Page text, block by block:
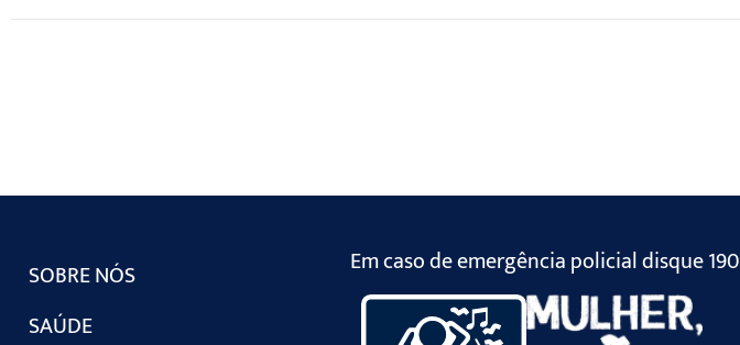
SOBRE NÓS
SAÚDE
Em caso de emergência policial disque 190